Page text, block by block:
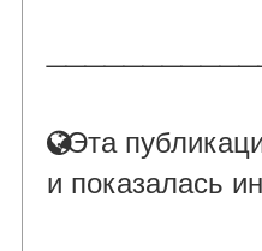
Эта
и показалась